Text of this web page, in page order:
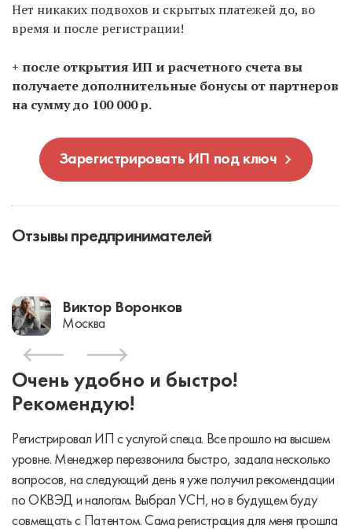
Нет никаких подвохов и скрытых платежей до, во
время и после регистрации!
+ после открытия ИП и расчетного счета вы
получаете дополнительные бонусы от партнеров
на сумму до 100 000 р.
Зарегистрировать ИП под ключ
Отзывы предпринимателей
Виктор Воронков
Москва
Очень удобно и быстро!
Рекомендую!
Регистрировал ИП с услугой спеца. Все прошло на высшем
уровне. Менеджер перезвонила быстро, задала несколько
вопросов, на следующий день я уже получил рекомендации
по ОКВЭД и налогам. Выбрал УСН, но в будущем буду
совмещать с Патентом. Сама регистрация для меня прошла